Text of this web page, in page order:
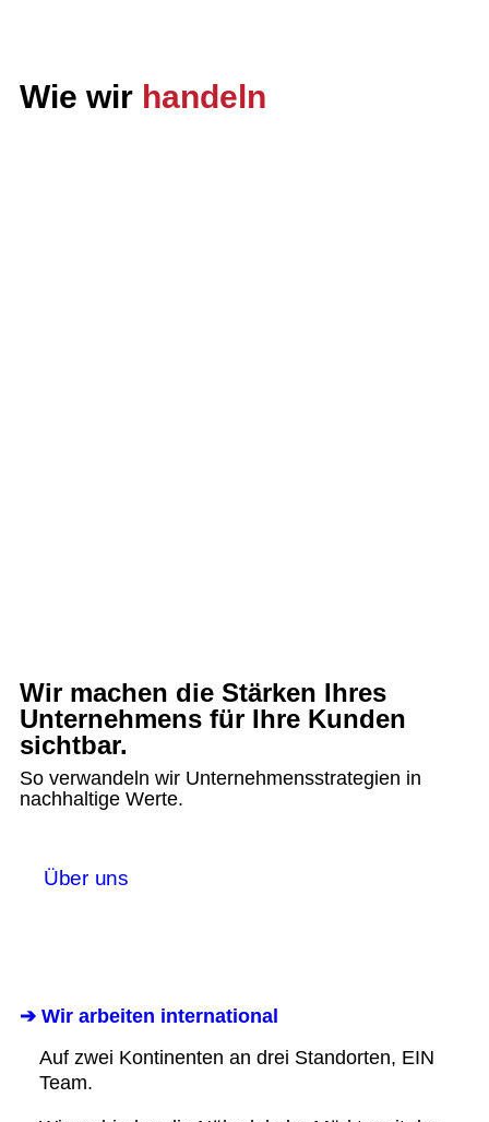
Wie wir handeln
Wir machen die Stärken Ihres
Unternehmens für Ihre Kunden
sichtbar.
So verwandeln wir Unternehmensstrategien in
nachhaltige Werte.
Über uns
➔ Wir arbeiten international
Auf zwei Kontinenten an drei Standorten, EIN
Team.